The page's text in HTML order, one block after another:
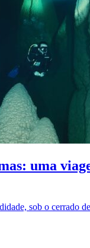
uma
sob o cerrado